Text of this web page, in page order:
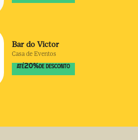
Bar do Victor
Casa de Eventos
ATÉ20% DE DESCONTO